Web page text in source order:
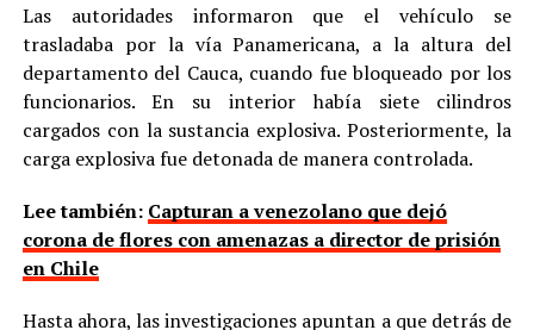
Las autoridades informaron que el vehículo se
trasladaba por la vía Panamericana, a la altura del
departamento del Cauca, cuando fue bloqueado por los
funcionarios. En su interior había siete cilindros
cargados con la sustancia explosiva. Posteriormente, la
carga explosiva fue detonada de manera controlada.
Lee también: Capturan a venezolano que dejó
corona de flores con amenazas a director de prisión
en Chile
Hasta ahora, las investigaciones apuntan a que detrás de